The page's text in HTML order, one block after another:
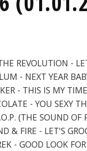
REVOLUTION -
- NEXT YEAR
- THIS IS MY TIME
- YOU SEXY
(THE SOUND OF
& FIRE - LET'S
- GOOD LOOK